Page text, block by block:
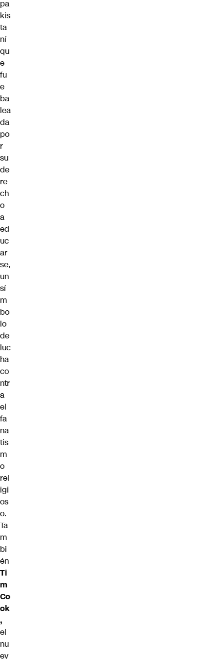
pa
kis
ta
ní
qu
e
fu
e
ba
lea
da
po
r
su
de
re
ch
o
a
ed
uc
ar
se,
un
sí
m
bo
lo
de
luc
ha
co
ntr
a
el
fa
na
tis
m
o
rel
igi
os
o.
Ta
m
bi
én
Ti
m
Co
ok
,
el
nu
ev